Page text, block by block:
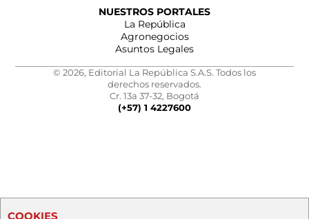
NUESTROS PORTALES
La República
Agronegocios
Asuntos Legales
© 2026, Editorial La República S.A.S. Todos los
derechos reservados.
Cr. 13a 37-32, Bogotá
(+57) 1 4227600
COOKIES